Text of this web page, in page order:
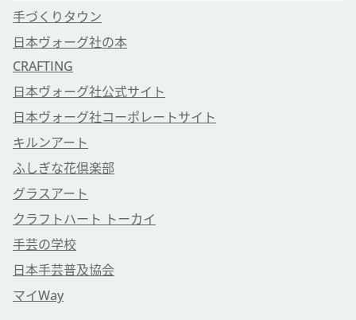
手づくりタウン
日本ヴォーグ社の本
CRAFTING
日本ヴォーグ社公式サイト
日本ヴォーグ社コーポレートサイト
キルンアート
ふしぎな花倶楽部
グラスアート
クラフトハート トーカイ
手芸の学校
日本手芸普及協会
マイWay